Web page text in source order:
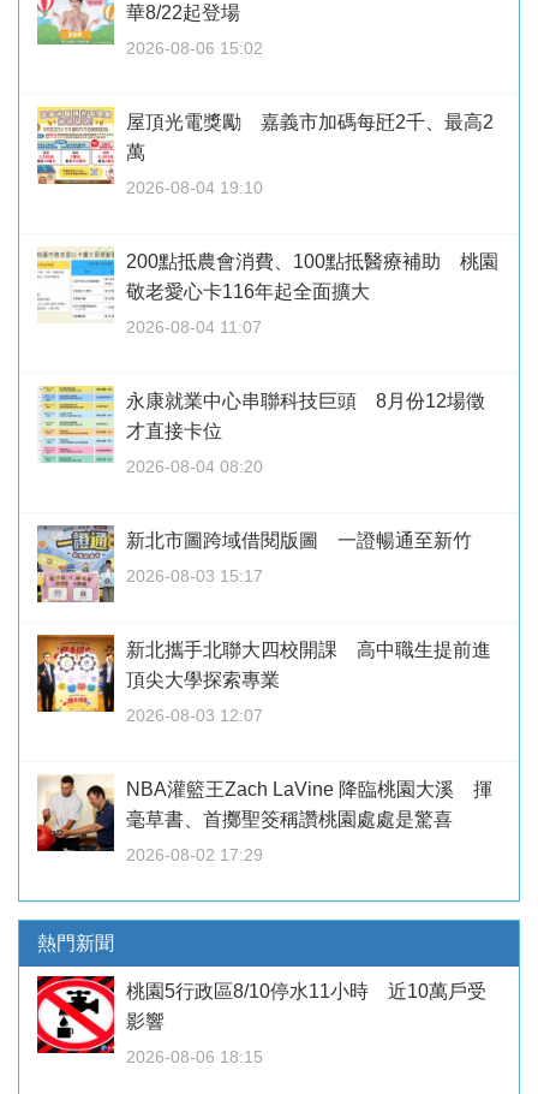
華8/22起登場
2026-08-06 15:02
屋頂光電獎勵 嘉義市加碼每瓩2千、最高2
萬
2026-08-04 19:10
200點抵農會消費、100點抵醫療補助 桃園
敬老愛心卡116年起全面擴大
2026-08-04 11:07
永康就業中心串聯科技巨頭 8月份12場徵
才直接卡位
2026-08-04 08:20
新北市圖跨域借閱版圖 一證暢通至新竹
2026-08-03 15:17
新北攜手北聯大四校開課 高中職生提前進
頂尖大學探索專業
2026-08-03 12:07
NBA灌籃王Zach LaVine 降臨桃園大溪 揮
毫草書、首擲聖筊稱讚桃園處處是驚喜
2026-08-02 17:29
熱門新聞
桃園5行政區8/10停水11小時 近10萬戶受
影響
2026-08-06 18:15